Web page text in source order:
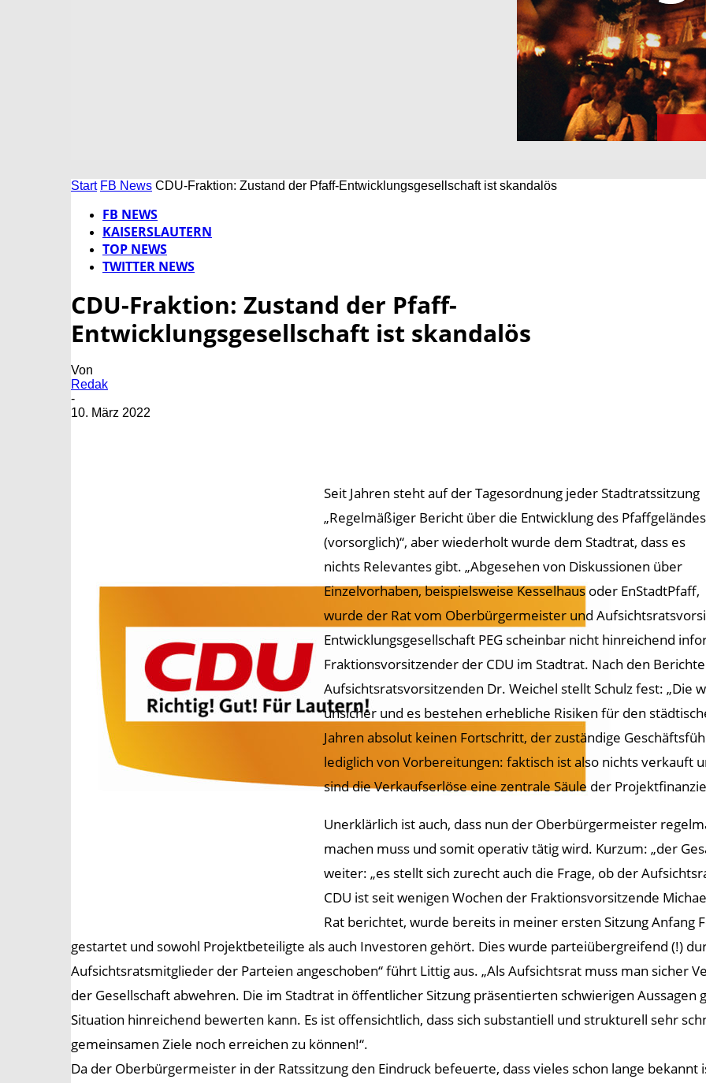
Start FB News CDU-Fraktion: Zustand der Pfaff-Entwicklungsgesellschaft ist skandalös
FB NEWS
KAISERSLAUTERN
TOP NEWS
TWITTER NEWS
CDU-Fraktion: Zustand der Pfaff-
Entwicklungsgesellschaft ist skandalös
Von
Redak
-
10. März 2022
Seit Jahren steht auf der Tagesordnung jeder Stadtratssitzung
„Regelmäßiger Bericht über die Entwicklung des Pfaffgeländes
(vorsorglich)“, aber wiederholt wurde dem Stadtrat, dass es
nichts Relevantes gibt. „Abgesehen von Diskussionen über
Einzelvorhaben, beispielsweise Kesselhaus oder EnStadtPfaff,
wurde der Rat vom Oberbürgermeister und
Entwicklungsgesellschaft PEG scheinbar nicht hinreichend
Fraktionsvorsitzender der CDU im Stadtrat. Nach den
Aufsichtsratsvorsitzenden Dr. Weichel stellt Schulz fest: „Die
unsicher und es bestehen erhebliche Risiken für den
Jahren absolut keinen Fortschritt, der zuständige
lediglich von Vorbereitungen: faktisch ist also nichts verkauft
sind die Verkaufserlöse eine zentrale Säule der
Unerklärlich ist auch, dass nun der Oberbürgermeister
machen muss und somit operativ tätig wird. Kurzum: „der
weiter: „es stellt sich zurecht auch die Frage, ob der
CDU ist seit wenigen Wochen der Fraktionsvorsitzende
Rat berichtet, wurde bereits in meiner ersten Sitzung Anfang
gestartet und sowohl Projektbeteiligte als auch Investoren gehört. Dies wurde parteiübergreifend (!)
Aufsichtsratsmitglieder der Parteien angeschoben“ führt Littig aus. „Als Aufsichtsrat muss man sicher
der Gesellschaft abwehren. Die im Stadtrat in öffentlicher Sitzung präsentierten schwierigen Aussagen
Situation hinreichend bewerten kann. Es ist offensichtlich, dass sich substantiell und strukturell sehr
gemeinsamen Ziele noch erreichen zu können!“.
Da der Oberbürgermeister in der Ratssitzung den Eindruck befeuerte, dass vieles schon lange bekannt